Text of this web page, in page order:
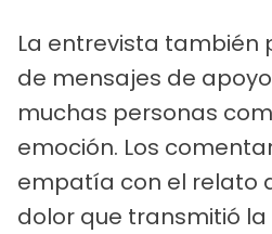
La entrevista también
de mensajes de
muchas personas
emoción. Los
empatía con el relato
dolor que transmitió la